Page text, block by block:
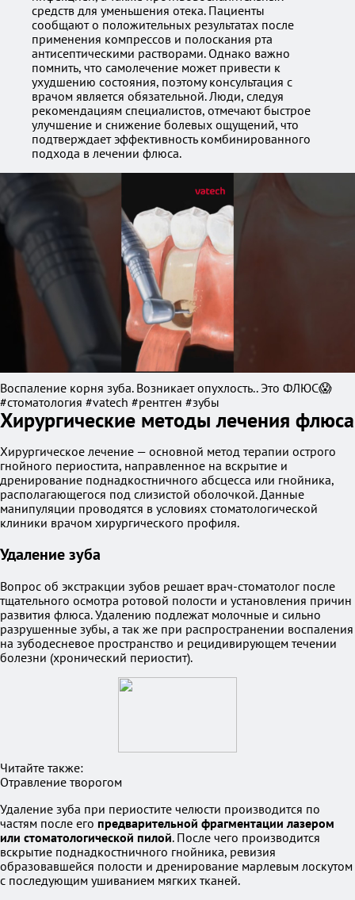
средств для уменьшения отека. Пациенты
сообщают о положительных результатах после
применения компрессов и полоскания рта
антисептическими растворами. Однако важно
помнить, что самолечение может привести к
ухудшению состояния, поэтому консультация с
врачом является обязательной. Люди, следуя
рекомендациям специалистов, отмечают быстрое
улучшение и снижение болевых ощущений, что
подтверждает эффективность комбинированного
подхода в лечении флюса.
Воспаление корня зуба. Возникает опухлость.. Это ФЛЮС😱
#стоматология #vatech #рентген #зубы
Хирургические методы лечения флюса
Хирургическое лечение — основной метод терапии острого
гнойного периостита, направленное на вскрытие и
дренирование поднадкостничного абсцесса или гнойника,
располагающегося под слизистой оболочкой. Данные
манипуляции проводятся в условиях стоматологической
клиники врачом хирургического профиля.
Удаление зуба
Вопрос об экстракции зубов решает врач-стоматолог после
тщательного осмотра ротовой полости и установления причин
развития флюса. Удалению подлежат молочные и сильно
разрушенные зубы, а так же при распространении воспаления
на зубодесневое пространство и рецидивирующем течении
болезни (хронический периостит).
Читайте также:
Отравление творогом
Удаление зуба при периостите челюсти производится по
частям после его предварительной фрагментации лазером
или стоматологической пилой. После чего производится
вскрытие поднадкостничного гнойника, ревизия
образовавшейся полости и дренирование марлевым лоскутом
с последующим ушиванием мягких тканей.